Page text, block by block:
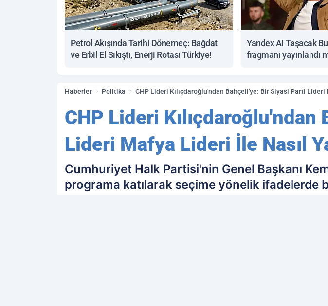
Petrol Akışında Tarihi Dönemeç: Bağdat
ve Erbil El Sıkıştı, Enerji Rotası Türkiye!
Yandex AI Taşacak
fragmanı yayınlandı
Haberler Politika CHP Lideri Kılıçdaroğlu'ndan Bahçeli'ye: Bir Siyasi Parti
CHP Lideri
Lideri Mafya Lideri İle Nasıl
Cumhuriyet Halk Partisi'nin Genel Başkanı
programa katılarak seçime yönelik ifadelerde